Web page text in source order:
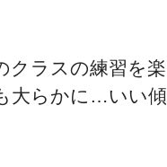
クラスの練習を
大らかに…いい